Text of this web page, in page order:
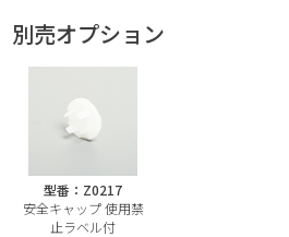
別売オプション
型番：Z0217
安全キャップ 使用禁
止ラベル付